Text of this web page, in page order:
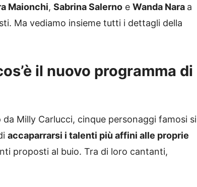
Maionchi, Sabrina Salerno e Wanda Nara a
Ma vediamo insieme tutti i dettagli della
il nuovo programma di
Milly Carlucci, cinque personaggi famosi si
accaparrarsi i talenti più affini alle proprie
proposti al buio. Tra di loro cantanti,